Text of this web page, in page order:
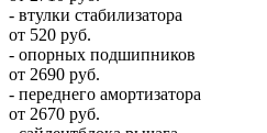
- втулки стабилизатора
от 520 руб.
- опорных подшипников
от 2690 руб.
- переднего амортизатора
от 2670 руб.